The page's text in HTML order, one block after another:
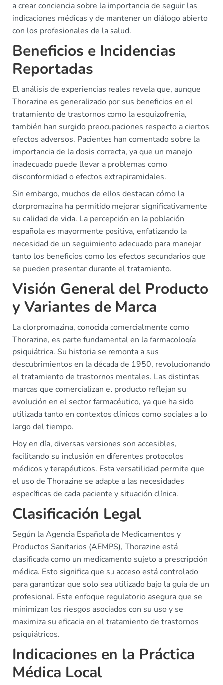
a crear conciencia sobre la importancia de seguir las
indicaciones médicas y de mantener un diálogo abierto
con los profesionales de la salud.
Beneficios e Incidencias
Reportadas
El análisis de experiencias reales revela que, aunque
Thorazine es generalizado por sus beneficios en el
tratamiento de trastornos como la esquizofrenia,
también han surgido preocupaciones respecto a ciertos
efectos adversos. Pacientes han comentado sobre la
importancia de la dosis correcta, ya que un manejo
inadecuado puede llevar a problemas como
disconformidad o efectos extrapiramidales.
Sin embargo, muchos de ellos destacan cómo la
clorpromazina ha permitido mejorar significativamente
su calidad de vida. La percepción en la población
española es mayormente positiva, enfatizando la
necesidad de un seguimiento adecuado para manejar
tanto los beneficios como los efectos secundarios que
se pueden presentar durante el tratamiento.
Visión General del Producto
y Variantes de Marca
La clorpromazina, conocida comercialmente como
Thorazine, es parte fundamental en la farmacología
psiquiátrica. Su historia se remonta a sus
descubrimientos en la década de 1950, revolucionando
el tratamiento de trastornos mentales. Las distintas
marcas que comercializan el producto reflejan su
evolución en el sector farmacéutico, ya que ha sido
utilizada tanto en contextos clínicos como sociales a lo
largo del tiempo.
Hoy en día, diversas versiones son accesibles,
facilitando su inclusión en diferentes protocolos
médicos y terapéuticos. Esta versatilidad permite que
el uso de Thorazine se adapte a las necesidades
específicas de cada paciente y situación clínica.
Clasificación Legal
Según la Agencia Española de Medicamentos y
Productos Sanitarios (AEMPS), Thorazine está
clasificada como un medicamento sujeto a prescripción
médica. Esto significa que su acceso está controlado
para garantizar que solo sea utilizado bajo la guía de un
profesional. Este enfoque regulatorio asegura que se
minimizan los riesgos asociados con su uso y se
maximiza su eficacia en el tratamiento de trastornos
psiquiátricos.
Indicaciones en la Práctica
Médica Local